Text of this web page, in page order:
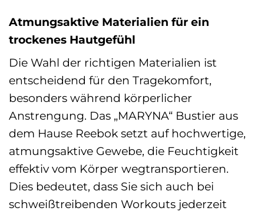
Atmungsaktive Materialien für ein
trockenes Hautgefühl
Die Wahl der richtigen Materialien ist
entscheidend für den Tragekomfort,
besonders während körperlicher
Anstrengung. Das „MARYNA“ Bustier aus
dem Hause Reebok setzt auf hochwertige,
atmungsaktive Gewebe, die Feuchtigkeit
effektiv vom Körper wegtransportieren.
Dies bedeutet, dass Sie sich auch bei
schweißtreibenden Workouts jederzeit